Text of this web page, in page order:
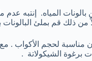
من ذلك قم بملئ البالونات
لحجم الأكواب . مع
برغوة الشيكولاتة .